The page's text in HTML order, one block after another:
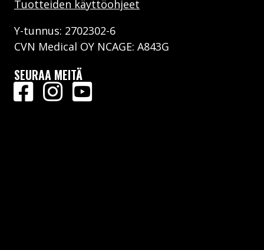
Tuotteiden käyttöohjeet
Y-tunnus: 2702302-6
CVN Medical OY NCAGE: A843G
SEURAA MEITÄ